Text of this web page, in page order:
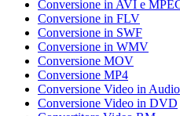
Conversione in AVI e
Conversione in FLV
Conversione in SWF
Conversione in WMV
Conversione MOV
Conversione MP4
Conversione Video in Audio
Conversione Video in DVD